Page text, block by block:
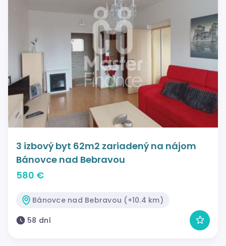
3 izbový byt 62m2 zariadený na nájom
Bánovce nad Bebravou
580 €
Bánovce nad Bebravou (+10.4 km)
58 dní